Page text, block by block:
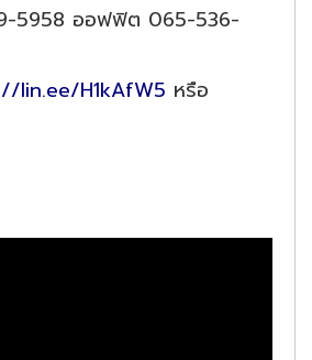
5958 ออฟฟิต 065-536-
lin.ee/H1kAfW5 หรือ